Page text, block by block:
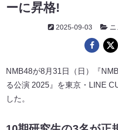
ーに昇格!
2025-09-03 ニ
NMB48が8月31日（日）『
る公演 2025』を東京・LINE
した。